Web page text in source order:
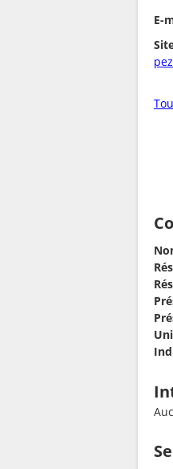
E-